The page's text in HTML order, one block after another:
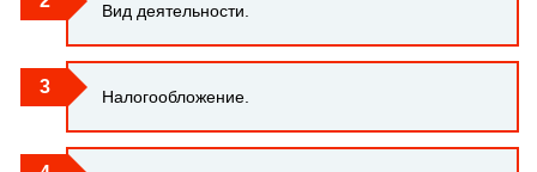
Вид деятельности.
Налогообложение.